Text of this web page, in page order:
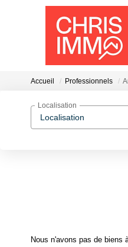
Accueil Professionnels
Localisation
Localisation
Nous n'avons pas de biens